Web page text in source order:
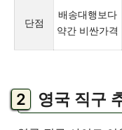
단점
배송대행보다
약간 비싼가격
영국 직구